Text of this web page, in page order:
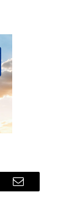
Email